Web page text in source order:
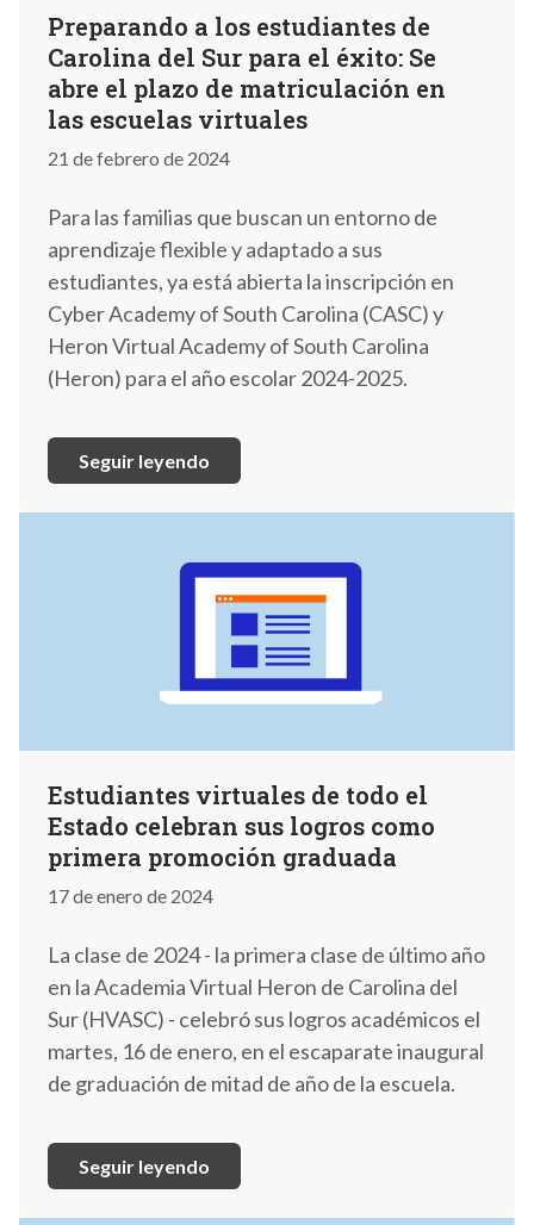
Preparando a los estudiantes de
Carolina del Sur para el éxito: Se
abre el plazo de matriculación en
las escuelas virtuales
21 de febrero de 2024
Para las familias que buscan un entorno de
aprendizaje flexible y adaptado a sus
estudiantes, ya está abierta la inscripción en
Cyber Academy of South Carolina (CASC) y
Heron Virtual Academy of South Carolina
(Heron) para el año escolar 2024-2025.
Seguir leyendo
Estudiantes virtuales de todo el
Estado celebran sus logros como
primera promoción graduada
17 de enero de 2024
La clase de 2024 - la primera clase de último año
en la Academia Virtual Heron de Carolina del
Sur (HVASC) - celebró sus logros académicos el
martes, 16 de enero, en el escaparate inaugural
de graduación de mitad de año de la escuela.
Seguir leyendo